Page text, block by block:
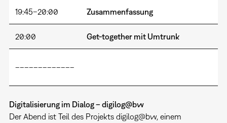
19:45–20:00 Zusammenfassung
20:00 Get-together mit Umtrunk
–––––––––––––
Digitalisierung im Dialog – digilog@bw
Der Abend ist Teil des Projekts digilog@bw, einem